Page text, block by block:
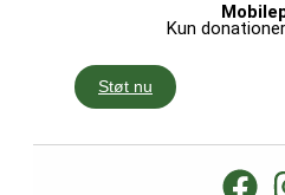
Kun
Støt nu